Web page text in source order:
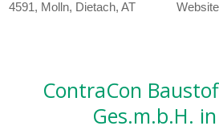
4591, Molln, Dietach, AT
ContraCon
Ges.m.b.H.